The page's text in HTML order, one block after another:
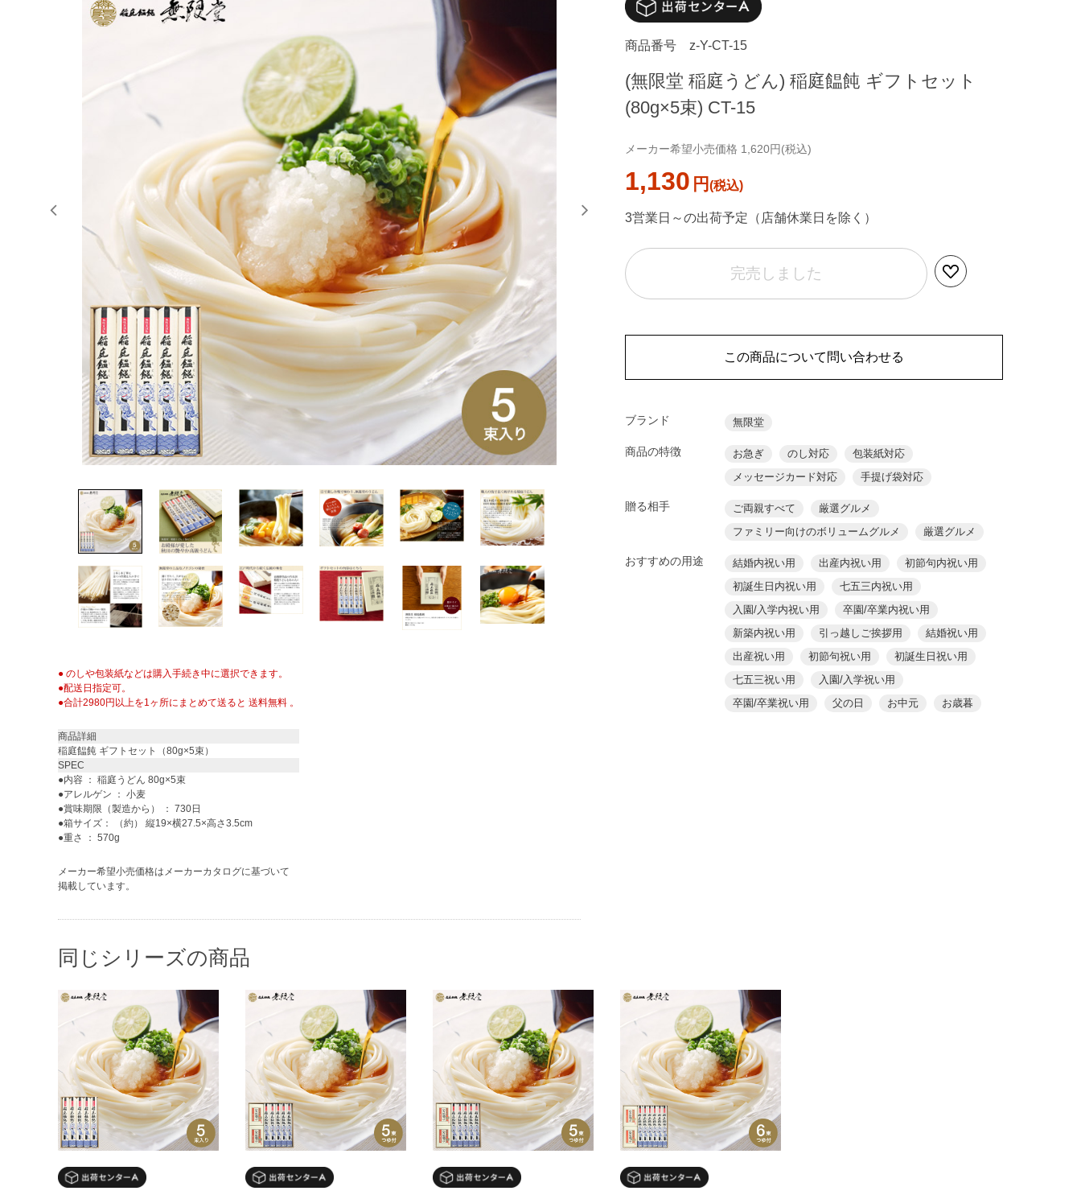
● のしや包装紙などは購入手続き中に選択できます。
●配送日指定可。
●合計2980円以上を1ヶ所にまとめて送ると 送料無料 。
商品詳細
稲庭饂飩 ギフトセット（80g×5束）
SPEC
●内容 ： 稲庭うどん 80g×5束
●アレルゲン ： 小麦
●賞味期限（製造から） ： 730日
●箱サイズ： （約） 縦19×横27.5×高さ3.5cm
●重さ ： 570g
メーカー希望小売価格はメーカーカタログに基づいて
掲載しています。
商品番号 z-Y-CT-15
(無限堂 稲庭うどん) 稲庭饂飩 ギフトセット
(80g×5束) CT-15
メーカー希望小売価格 1,620円(税込)
1,130 円
3営業日～の出荷予定（店舗休業日を除く）
完売しました
この商品について問い合わせる
ブランド 無限堂
商品の特徴 お急ぎ のし対応
包装紙対応
メッセージカード対応
手提げ袋対応
贈る相手 ご両親すべて
厳選グルメ
ファミリー向けのボリュームグルメ
厳選グルメ
おすすめの用途 結婚内祝い用 出産内祝い用
初節句内祝い用
初誕生日内祝い用
七五三内祝い用
入園/入学内祝い用
卒園/卒業内祝い用
新築内祝い用
引っ越しご挨拶用
結婚祝い用
出産祝い用
初節句祝い用
初誕生日祝い用
七五三祝い用
入園/入学祝い用
卒園/卒業祝い用
父の日 お中元 お歳暮
同じシリーズの商品